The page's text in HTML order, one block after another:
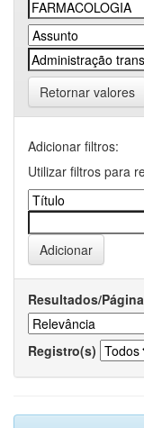
Retornar valores
Adicionar filtros:
Utilizar filtros para
Resultados/Página
Registro(s)